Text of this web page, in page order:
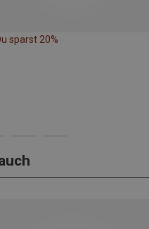
sparst 20%